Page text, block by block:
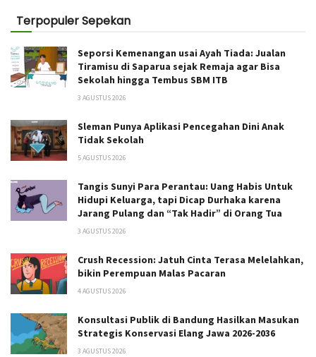
Terpopuler Sepekan
Seporsi Kemenangan usai Ayah Tiada: Jualan
Tiramisu di Saparua sejak Remaja agar Bisa
Sekolah hingga Tembus SBM ITB
3 AGUSTUS 2026
Sleman Punya Aplikasi Pencegahan Dini Anak
Tidak Sekolah
5 AGUSTUS 2026
Tangis Sunyi Para Perantau: Uang Habis Untuk
Hidupi Keluarga, tapi Dicap Durhaka karena
Jarang Pulang dan “Tak Hadir” di Orang Tua
3 AGUSTUS 2026
Crush Recession: Jatuh Cinta Terasa Melelahkan,
bikin Perempuan Malas Pacaran
4 AGUSTUS 2026
Konsultasi Publik di Bandung Hasilkan Masukan
Strategis Konservasi Elang Jawa 2026-2036
3 AGUSTUS 2026